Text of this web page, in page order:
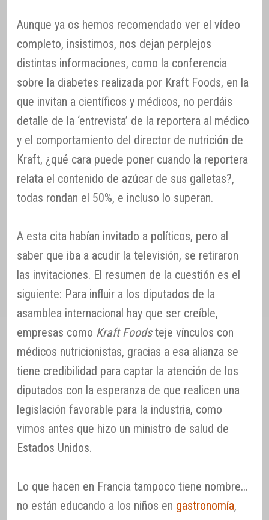
Aunque ya os hemos recomendado ver el vídeo
completo, insistimos, nos dejan perplejos
distintas informaciones, como la conferencia
sobre la diabetes realizada por Kraft Foods, en la
que invitan a científicos y médicos, no perdáis
detalle de la ‘entrevista’ de la reportera al médico
y el comportamiento del director de nutrición de
Kraft, ¿qué cara puede poner cuando la reportera
relata el contenido de azúcar de sus galletas?,
todas rondan el 50%, e incluso lo superan.
A esta cita habían invitado a políticos, pero al
saber que iba a acudir la televisión, se retiraron
las invitaciones. El resumen de la cuestión es el
siguiente: Para influir a los diputados de la
asamblea internacional hay que ser creíble,
empresas como Kraft Foodsteje vínculos con
médicos nutricionistas, gracias a esa alianza se
tiene credibilidad para captar la atención de los
diputados con la esperanza de que realicen una
legislación favorable para la industria, como
vimos antes que hizo un ministro de salud de
Estados Unidos.
Lo que hacen en Francia tampoco tiene nombre…
no están educando a los niños en gastronomía,